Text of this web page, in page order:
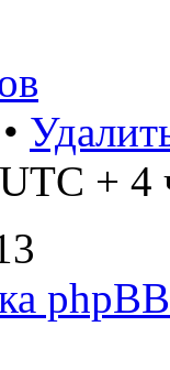
•
+ 4
phpBB